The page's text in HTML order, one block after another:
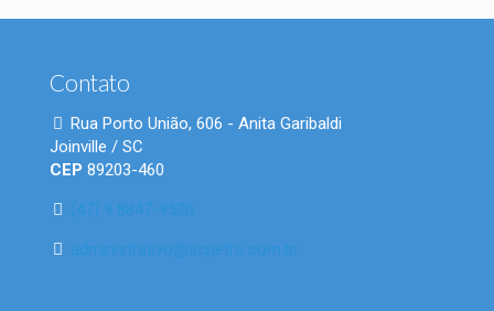
Contato
Rua Porto União, 606 - Anita Garibaldi
Joinville / SC
CEP 89203-460
(47) 9 8847-9520
administrativo@scpetro.com.br